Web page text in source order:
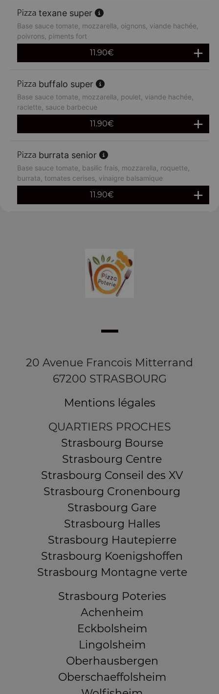
texane super
Base sauce tomate, mozzarella, oignons, viande hachée,
poivrons, piments fort
11.90€
buffalo super
Base sauce tomate, mozzarella, poulet, viande hachée,
raclette, sauce barbecue
11.90€
burrata senior
Base sauce tomate, basilic frais, mozzarella, roquette,
burrata, tomates cerises, vinaigre balsamique
11.90€
20 Avenue Francois Mitterrand
67200 STRASBOURG
Mentions légales
QUARTIERS PROCHES
Strasbourg Bourse
Strasbourg Centre
Strasbourg Conseil des XV
Strasbourg Cronenbourg
Strasbourg Gare
Strasbourg Halles
Strasbourg Hautepierre
Strasbourg Koenigshoffen
Strasbourg Montagne verte
Strasbourg Poteries
Achenheim
Eckbolsheim
Lingolsheim
Oberhausbergen
Oberschaeffolsheim